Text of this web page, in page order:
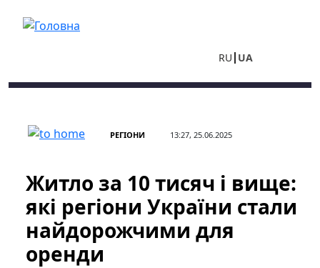
RU UA
РЕГІОНИ 13:27, 25.06.2025
Житло за 10 тисяч і вище:
які регіони України стали
найдорожчими для
оренди